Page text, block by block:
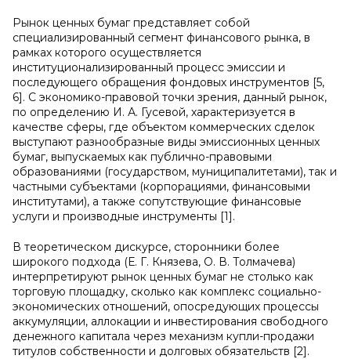
Рынок ценных бумаг представляет собой
специализированный сегмент финансового рынка, в
рамках которого осуществляется
институционализированный процесс эмиссии и
последующего обращения фондовых инструментов [5,
6]. С экономико-правовой точки зрения, данный рынок,
по определению И. А. Гусевой, характеризуется в
качестве сферы, где объектом коммерческих сделок
выступают разнообразные виды эмиссионных ценных
бумаг, выпускаемых как публично-правовыми
образованиями (государством, муниципалитетами), так и
частными субъектами (корпорациями, финансовыми
институтами), а также сопутствующие финансовые
услуги и производные инструменты [1].
В теоретическом дискурсе, сторонники более
широкого подхода (Е. Г. Князева, О. В. Толмачева)
интерпретируют рынок ценных бумаг не столько как
торговую площадку, сколько как комплекс социально-
экономических отношений, опосредующих процессы
аккумуляции, аллокации и инвестирования свободного
денежного капитала через механизм купли-продажи
титулов собственности и долговых обязательств [2].